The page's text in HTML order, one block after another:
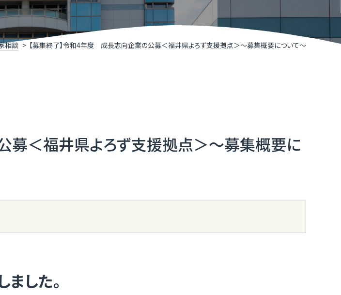
PR TIMESによるニュースリリース支援
体のご紹介 ふくいソフトウェアコンペティション
相談 【募集終了】令和4年度 成長志向企業の公募＜福井県よろず支援拠点＞～募集概要について～
募＜福井県よろず支援拠点＞～募集概要に
した。